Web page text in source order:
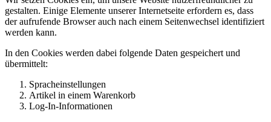
gestalten. Einige Elemente unserer Internetseite erfordern es, dass
der aufrufende Browser auch nach einem Seitenwechsel identifiziert
werden kann.
In den Cookies werden dabei folgende Daten gespeichert und
übermittelt:
Spracheinstellungen
Artikel in einem Warenkorb
Log-In-Informationen